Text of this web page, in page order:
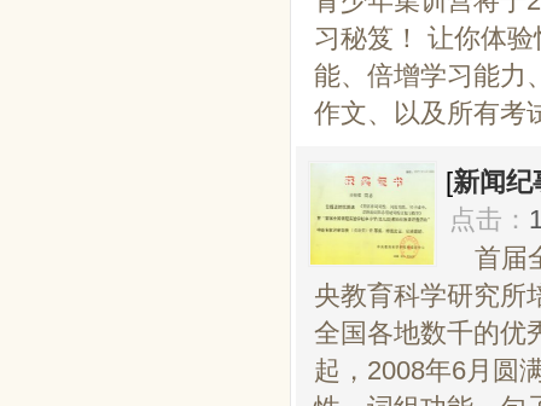
习秘笈！ 让你体
能、倍增学习能力
作文、以及所有考
[新闻纪
点击：
首届
央教育科学研究所
全国各地数千的优
起，2008年6月圆